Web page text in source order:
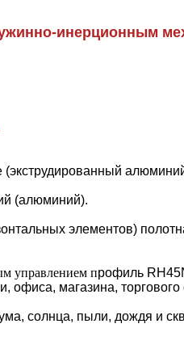
инерционным
(экструдированный
(алюминий).
элементов)
управлением профиль
офиса, магазина, торгового
солнца, пыли, дождя и